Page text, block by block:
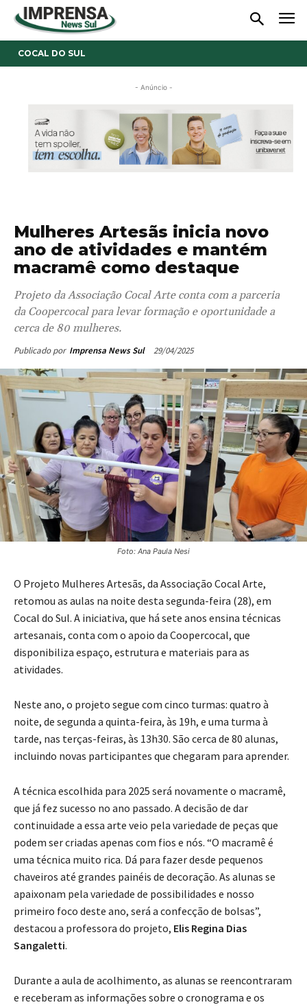
COCAL DO SUL
- Anúncio -
Mulheres Artesãs inicia novo
ano de atividades e mantém
macramê como destaque
Projeto da Associação Cocal Arte conta com a parceria
da Coopercocal para levar formação e oportunidade a
cerca de 80 mulheres.
Publicado por Imprensa News Sul 29/04/2025
Foto: Ana Paula Nesi
O Projeto Mulheres Artesãs, da Associação Cocal Arte,
retomou as aulas na noite desta segunda-feira (28), em
Cocal do Sul. A iniciativa, que há sete anos ensina técnicas
artesanais, conta com o apoio da Coopercocal, que
disponibiliza espaço, estrutura e materiais para as
atividades.
Neste ano, o projeto segue com cinco turmas: quatro à
noite, de segunda a quinta-feira, às 19h, e uma turma à
tarde, nas terças-feiras, às 13h30. São cerca de 80 alunas,
incluindo novas participantes que chegaram para aprender.
A técnica escolhida para 2025 será novamente o macramê,
que já fez sucesso no ano passado. A decisão de dar
continuidade a essa arte veio pela variedade de peças que
podem ser criadas apenas com fios e nós. “O macramê é
uma técnica muito rica. Dá para fazer desde pequenos
chaveiros até grandes painéis de decoração. As alunas se
apaixonam pela variedade de possibilidades e nosso
primeiro foco deste ano, será a confecção de bolsas”,
destacou a professora do projeto, Elis Regina Dias
Sangaletti.
Durante a aula de acolhimento, as alunas se reencontraram
e receberam as informações sobre o cronograma e os